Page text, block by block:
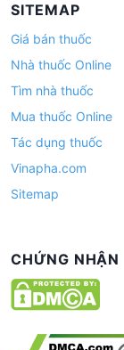
SITEMAP
Giá bán thuốc
Nhà thuốc Online
Tìm nhà thuốc
Mua thuốc Online
Tác dụng thuốc
Vinapha.com
Sitemap
CHỨNG NHẬN